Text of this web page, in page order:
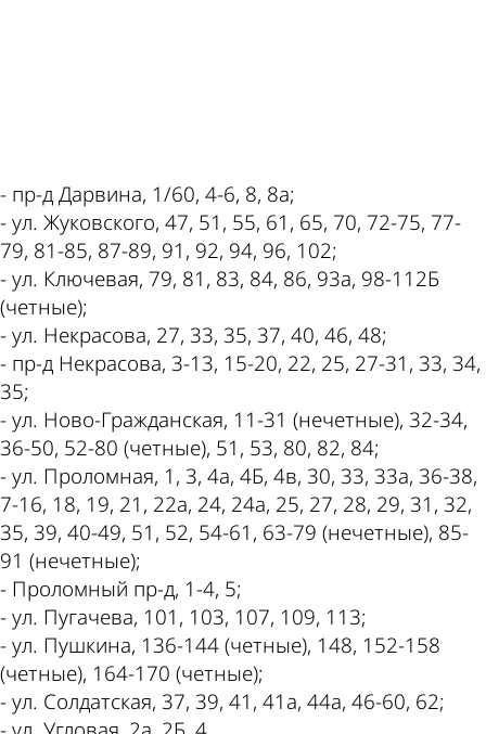
- пр-д Дарвина, 1/60, 4-6, 8, 8а;
- ул. Жуковского, 47, 51, 55, 61, 65, 70, 72-75, 77-
79, 81-85, 87-89, 91, 92, 94, 96, 102;
- ул. Ключевая, 79, 81, 83, 84, 86, 93а, 98-112Б
(четные);
- ул. Некрасова, 27, 33, 35, 37, 40, 46, 48;
- пр-д Некрасова, 3-13, 15-20, 22, 25, 27-31, 33, 34,
35;
- ул. Ново-Гражданская, 11-31 (нечетные), 32-34,
36-50, 52-80 (четные), 51, 53, 80, 82, 84;
- ул. Проломная, 1, 3, 4а, 4Б, 4в, 30, 33, 33а, 36-38,
7-16, 18, 19, 21, 22а, 24, 24а, 25, 27, 28, 29, 31, 32,
35, 39, 40-49, 51, 52, 54-61, 63-79 (нечетные), 85-
91 (нечетные);
- Проломный пр-д, 1-4, 5;
- ул. Пугачева, 101, 103, 107, 109, 113;
- ул. Пушкина, 136-144 (четные), 148, 152-158
(четные), 164-170 (четные);
- ул. Солдатская, 37, 39, 41, 41а, 44а, 46-60, 62;